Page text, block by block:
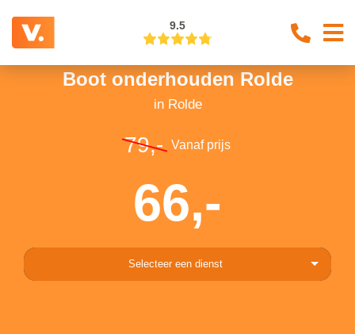
9.5
Boot onderhouden Rolde
in Rolde
79,- Vanaf prijs
66,-
Selecteer een dienst